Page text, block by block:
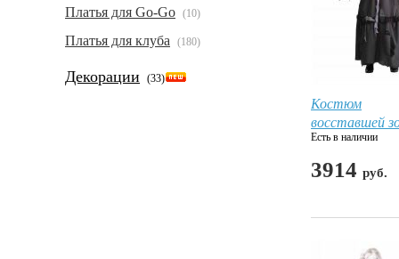
Платья для Go-Go (10)
Платья для клуба (180)
Декорации (33)
Костюм
восставшей
Есть в наличии
3914 руб.